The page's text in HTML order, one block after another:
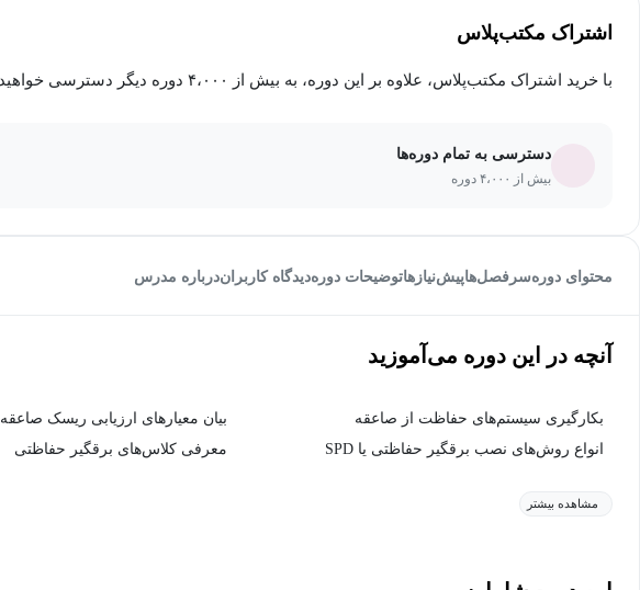
اشتراک مکتب‌پلاس
با خرید اشتراک مکتب‌پلاس، علاوه بر این دوره، به بیش از ۴،۰۰۰ دوره دیگر دسترسی خواهید داشت.
دسترسی به تمام دوره‌ها
بیش از ۴،۰۰۰ دوره
محتوای دورهسرفصل‌هاپیش‌نیاز‌هاتوضیحات دورهدیدگاه کاربراندرباره مدرس
آنچه در این دوره می‌آموزید
بکارگیری سیستم‌های حفاظت از صاعقه
بیان معیارهای ارزیابی ریسک صاعقه
انواع روش‌های نصب برقگیر حفاظتی یا SPD
معرفی کلاس‌های برقگیر حفاظتی
مشاهده بیشتر